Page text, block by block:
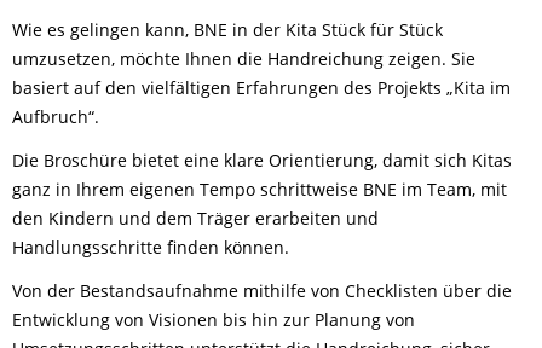
Wie es gelingen kann, BNE in der Kita Stück für Stück
umzusetzen, möchte Ihnen die Handreichung zeigen. Sie
basiert auf den vielfältigen Erfahrungen des Projekts „Kita im
Aufbruch“.
Die Broschüre bietet eine klare Orientierung, damit sich Kitas
ganz in Ihrem eigenen Tempo schrittweise BNE im Team, mit
den Kindern und dem Träger erarbeiten und
Handlungsschritte finden können.
Von der Bestandsaufnahme mithilfe von Checklisten über die
Entwicklung von Visionen bis hin zur Planung von